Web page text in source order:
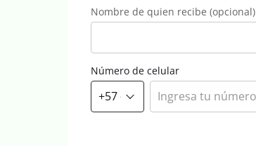
Nombre de quien recibe (opcional)
Número de celular